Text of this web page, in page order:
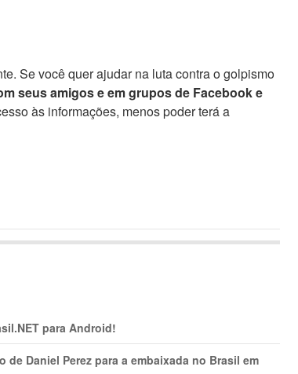
Se você quer ajudar na luta contra o golpismo
seus amigos e em grupos de Facebook e
às informações, menos poder terá a
para Android!
de Daniel Perez para a embaixada no Brasil em